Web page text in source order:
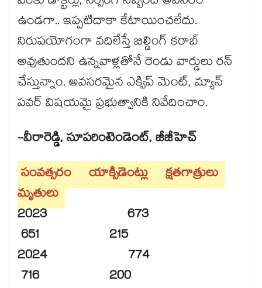
ఉండగా.. ఇప్పటిదాకా కేటాయించలేదు.
నిరుపయోగంగా వదిలేస్తే బిల్డింగ్ కరాబ్
అవుతుందని ఉన్నవాళ్లతోనే రెండు వార్డులు రన్
చేస్తున్నాం. అవసరమైన ఎక్విప్ మెంట్, మ్యాన్
పవర్ విషయమై ప్రభుత్వానికి నివేదించాం.
-వీరారెడ్డి, సూపరింటెండెంట్, జీజీహెచ్
సంవత్సరం యాక్సిడెంట్లు క్షతగాత్రులు
మృతులు
2023 673
651 215
2024 774
716 200